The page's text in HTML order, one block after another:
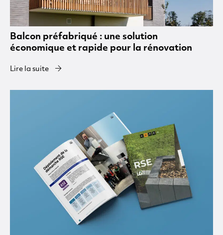
Balcon préfabriqué : une solution
économique et rapide pour la rénovation
Lire la suite